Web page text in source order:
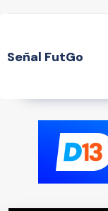
Señal FutGo